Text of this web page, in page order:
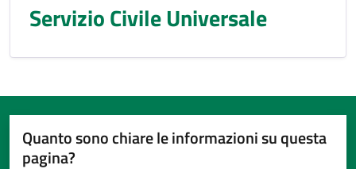
Servizio Civile Universale
Quanto sono chiare le informazioni su questa
pagina?